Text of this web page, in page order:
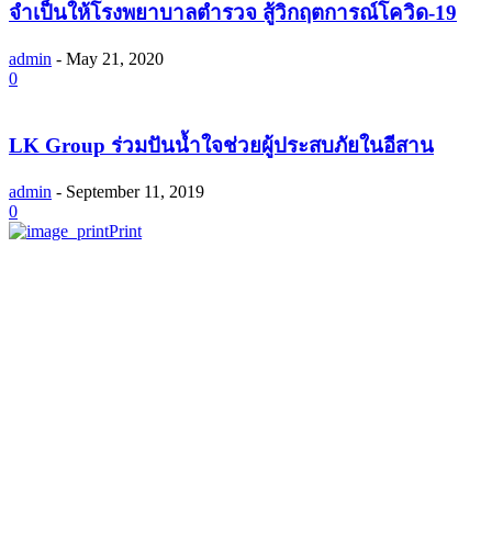
จำเป็นให้โรงพยาบาลตำรวจ สู้วิกฤตการณ์โควิด-19
admin - May 21, 2020
0
LK Group ร่วมปันน้ำใจช่วยผู้ประสบภัยในอีสาน
admin - September 11, 2019
0
Print